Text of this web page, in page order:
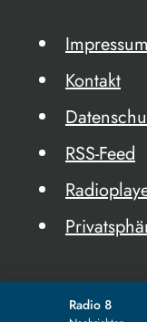
Kontakt
RSS-Feed
Radio 8